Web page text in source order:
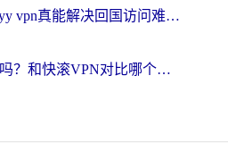
海外党必看：yy vpn真能解决回国访问难题？附云极initap测评+免费方案对比
穿梭VPN好用吗？和快滚VPN对比哪个回国效果更好？海外党选回国加速器必看指南